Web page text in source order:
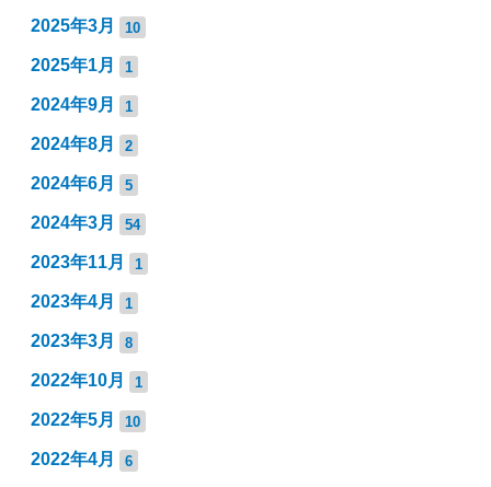
2025年3月 10
2025年1月 1
2024年9月 1
2024年8月 2
2024年6月 5
2024年3月 54
2023年11月 1
2023年4月 1
2023年3月 8
2022年10月 1
2022年5月 10
2022年4月 6